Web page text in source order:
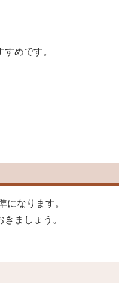
めです。
なります。
ましょう。